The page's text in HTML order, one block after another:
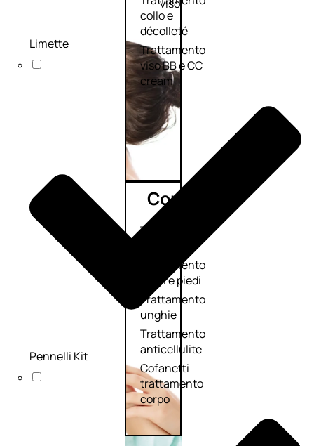
collo e
décolleté
Trattamento
viso BB e CC
cream
viso
Corpo
Trattamento
Trattamento
mani e piedi
Trattamento
unghie
Trattamento
anticellulite
Cofanetti
trattamento
corpo
Limette
Pennelli Kit